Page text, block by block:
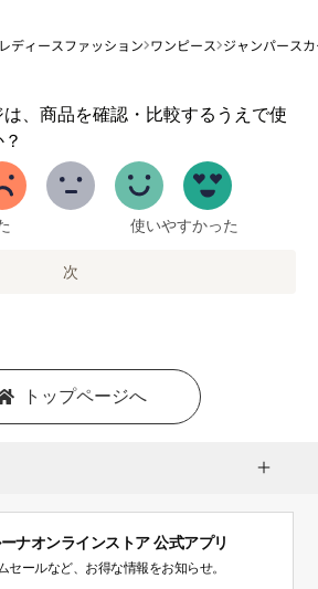
レディースファッション ワンピース ジャンパース
、商品を確認・比較するうえで使
使いやすかった
次
トップページへ
ナオンラインストア 公式アプリ
セールなど、お得な情報をお知らせ。